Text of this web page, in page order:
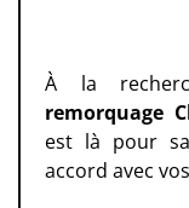
À la
remorquage
est là pour
accord avec